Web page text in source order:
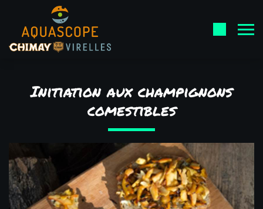
Initiation aux champignons
comestibles